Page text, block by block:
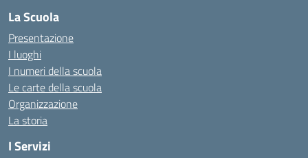
La Scuola
Presentazione
I luoghi
I numeri della scuola
Le carte della scuola
Organizzazione
La storia
I Servizi